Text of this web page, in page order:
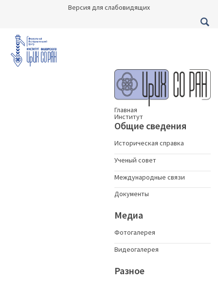
Версия для слабовидящих
Главная
Институт
Общие сведения
Историческая справка
Ученый совет
Международные связи
Документы
Медиа
Фотогалерея
Видеогалерея
Разное